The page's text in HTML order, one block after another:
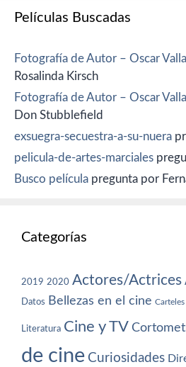
Películas Buscadas
Fotografía de Autor – Oscar
Rosalinda Kirsch
Fotografía de Autor – Oscar
Don Stubblefield
exsuegra-secuestra-a-su-nuera
pelicula-de-artes-marciales
Busco película pregunta por
Categorías
2019 2020 Actores/Actrices
Datos Bellezas en el cine Carteles
Literatura Cine y TV
de cine Curiosidades